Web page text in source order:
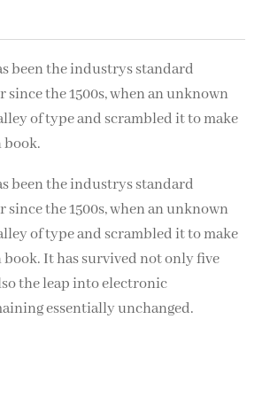
been the industrys standard
since the 1500s, when an unknown
of type and scrambled it to make
book.
been the industrys standard
since the 1500s, when an unknown
of type and scrambled it to make
book. It has survived not only five
the leap into electronic
essentially unchanged.